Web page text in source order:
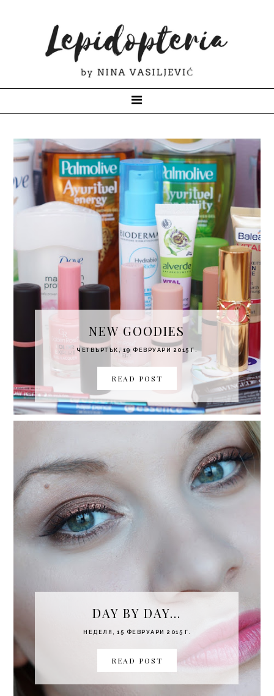
NEW GOODIES
ЧЕТВЪРТЪК, 19 ФЕВРУАРИ 2015 Г.
READ POST
DAY BY DAY...
НЕДЕЛЯ, 15 ФЕВРУАРИ 2015 Г.
READ POST